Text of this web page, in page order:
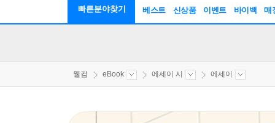
빠른분야찾기 베스트 신상품 이벤트 바이백 매
웰컴 eBook 에세이 시 에세이